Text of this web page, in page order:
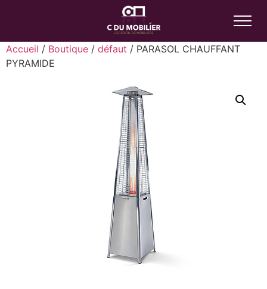
Accueil / Boutique / défaut / PARASOL CHAUFFANT
PYRAMIDE